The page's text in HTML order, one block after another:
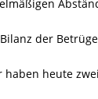
der
heute